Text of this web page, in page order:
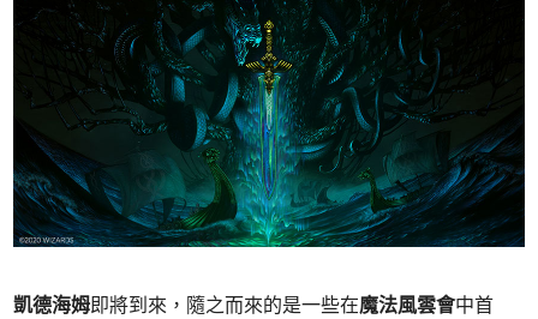
凱德海姆即將到來，隨之而來的是一些在魔法風雲會中首